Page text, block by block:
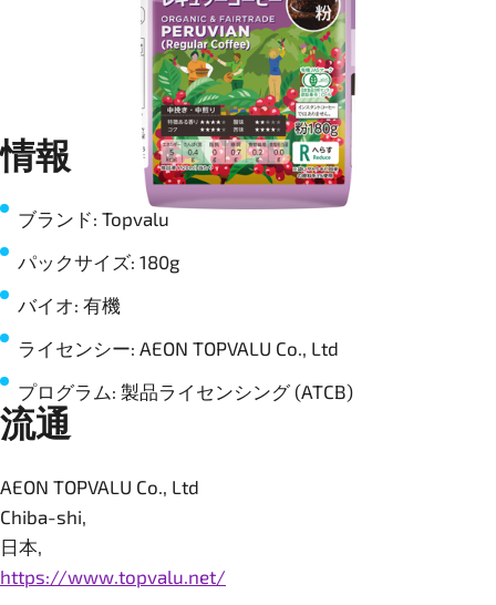
情報
ブランド: Topvalu
パックサイズ: 180g
バイオ: 有機
ライセンシー: AEON TOPVALU Co., Ltd
プログラム: 製品ライセンシング (ATCB)
流通
AEON TOPVALU Co., Ltd
Chiba-shi,
日本,
https://www.topvalu.net/